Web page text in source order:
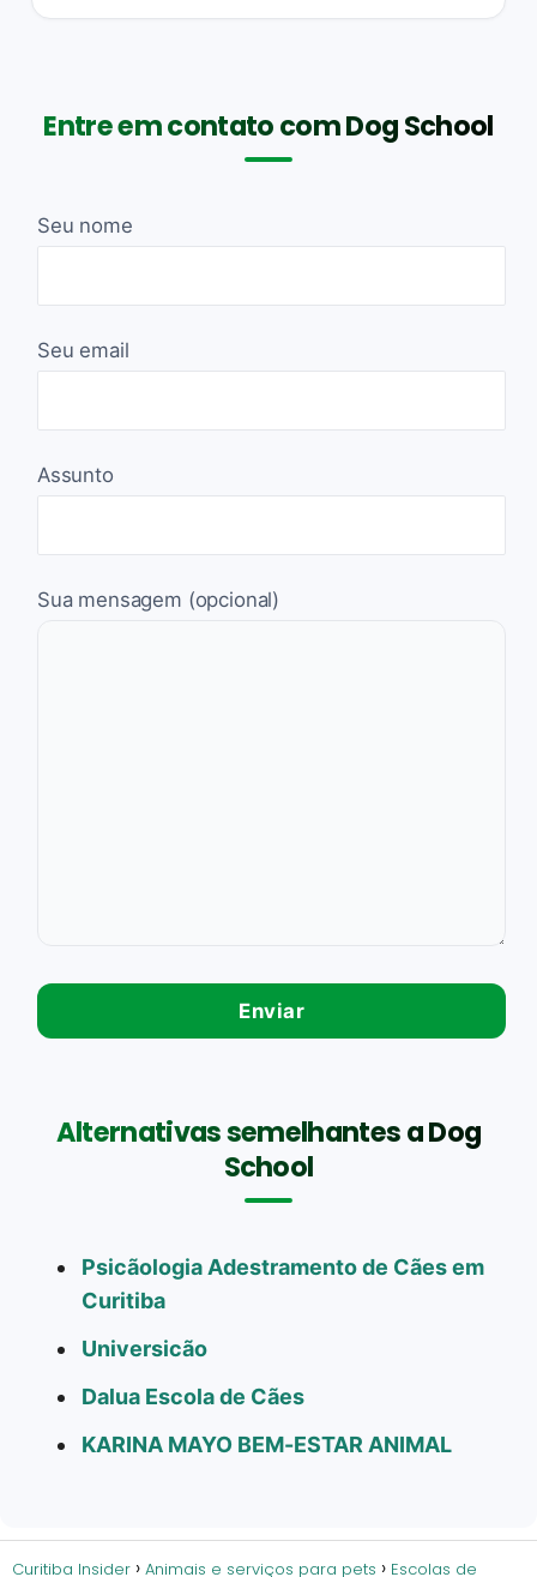
Entre em contato com Dog School
Seu nome
Seu email
Assunto
Sua mensagem (opcional)
Alternativas semelhantes a Dog
School
Psicãologia Adestramento de Cães em
Curitiba
Universicão
Dalua Escola de Cães
KARINA MAYO BEM-ESTAR ANIMAL
Curitiba Insider Animais e serviços para pets Escolas de